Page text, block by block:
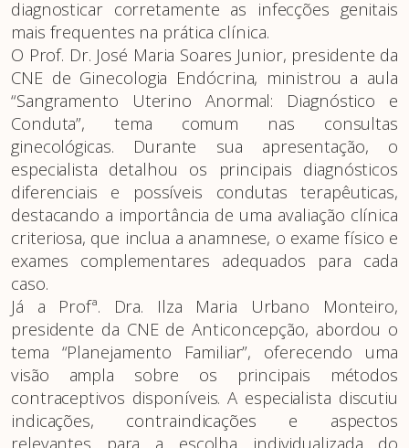
diagnosticar corretamente as infecções genitais
mais frequentes na prática clínica.
O Prof. Dr. José Maria Soares Junior, presidente da
CNE de Ginecologia Endócrina, ministrou a aula
“Sangramento Uterino Anormal: Diagnóstico e
Conduta”, tema comum nas consultas
ginecológicas. Durante sua apresentação, o
especialista detalhou os principais diagnósticos
diferenciais e possíveis condutas terapêuticas,
destacando a importância de uma avaliação clínica
criteriosa, que inclua a anamnese, o exame físico e
exames complementares adequados para cada
caso.
Já a Profª. Dra. Ilza Maria Urbano Monteiro,
presidente da CNE de Anticoncepção, abordou o
tema “Planejamento Familiar”, oferecendo uma
visão ampla sobre os principais métodos
contraceptivos disponíveis. A especialista discutiu
indicações, contraindicações e aspectos
relevantes para a escolha individualizada do